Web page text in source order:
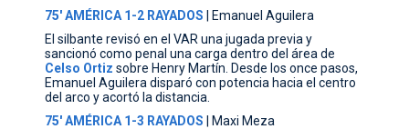
75' AMÉRICA 1-2 RAYADOS | Emanuel Aguilera
El silbante revisó en el VAR una jugada previa y
sancionó como penal una carga dentro del área de
Celso Ortiz sobre Henry Martín. Desde los once pasos,
Emanuel Aguilera disparó con potencia hacia el centro
del arco y acortó la distancia.
75' AMÉRICA 1-3 RAYADOS | Maxi Meza